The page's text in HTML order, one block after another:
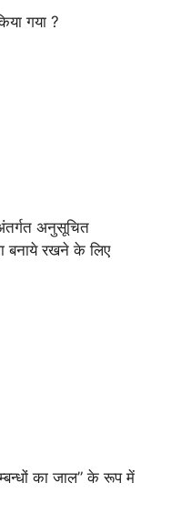
गया ?
अनुसूचित
बनाये रखने के लिए
का जाल” के रूप में